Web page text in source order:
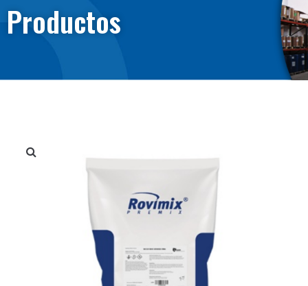
Productos